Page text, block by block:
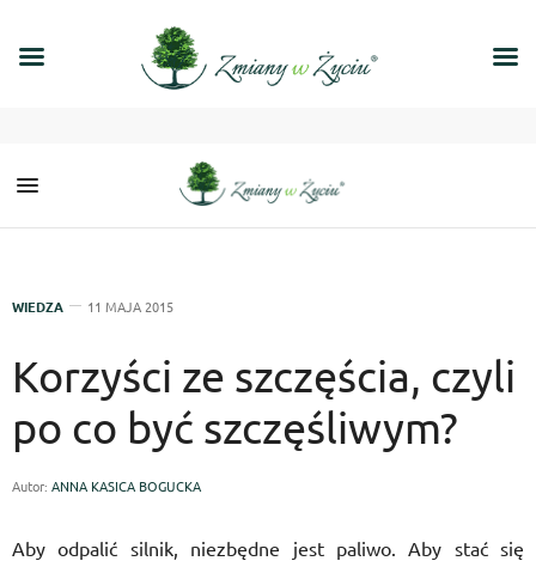
WIEDZA 11 MAJA 2015
Korzyści ze szczęścia, czyli
po co być szczęśliwym?
Autor: ANNA KASICA BOGUCKA
Aby odpalić silnik, niezbędne jest paliwo. Aby stać się